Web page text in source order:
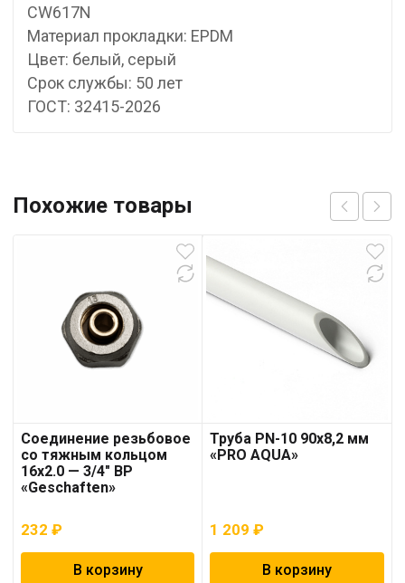
CW617N
Материал прокладки: EPDM
Цвет: белый, серый
Срок службы: 50 лет
ГОСТ: 32415-2026
Похожие товары
Соединение резьбовое
со тяжным кольцом
16х2.0 — 3/4″ ВР
«Geschaften»
232 ₽
В корзину
Труба PN-10 90х8,2 мм
«PRO AQUA»
1 209₽
В корзину